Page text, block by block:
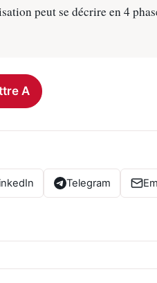
peut se décrire en 4
A
Telegram